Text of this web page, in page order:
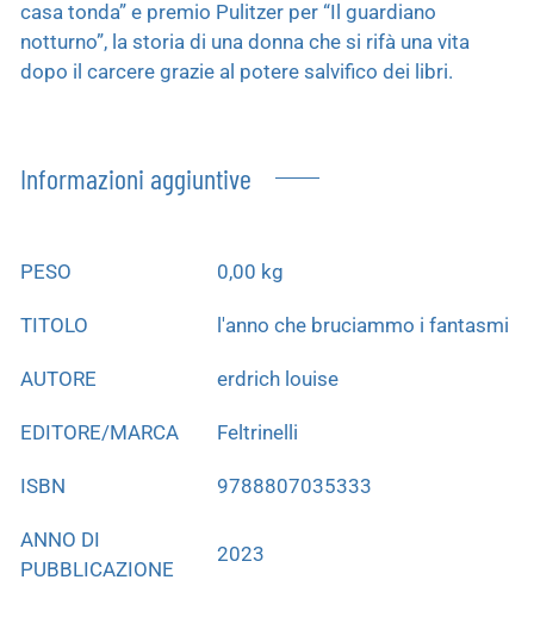
casa tonda” e premio Pulitzer per “Il guardiano
notturno”, la storia di una donna che si rifà una vita
dopo il carcere grazie al potere salvifico dei libri.
Informazioni aggiuntive
PESO 0,00 kg
TITOLO l'anno che bruciammo i fantasmi
AUTORE erdrich louise
EDITORE/MARCA Feltrinelli
ISBN 9788807035333
ANNO DI
PUBBLICAZIONE
2023